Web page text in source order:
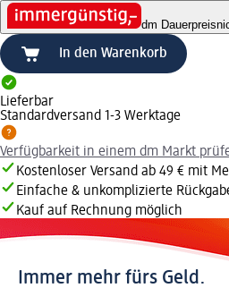
dm Dauerpreis
In den Warenkorb
Lieferbar
Standardversand 1-3 Werktage
Verfügbarkeit in einem dm Markt
Kostenloser Versand ab 49 € mit
Einfache & unkomplizierte
Kauf auf Rechnung möglich
Immer mehr fürs Geld.